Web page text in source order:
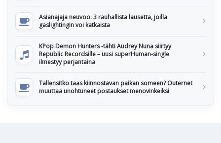
Asianajaja neuvoo: 3 rauhallista lausetta, joilla
gaslightingin voi katkaista
KPop Demon Hunters -tähti Audrey Nuna siirtyy
Republic Recordsille – uusi superHuman-single
ilmestyy perjantaina
Tallensitko taas kiinnostavan paikan someen? Outernet
muuttaa unohtuneet postaukset menovinkeiksi